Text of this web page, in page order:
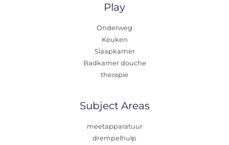
Play
Onderweg
Keuken
Slaapkamer
Badkamer douche
therapie
Subject Areas
meetapparatuur
drempelhulp